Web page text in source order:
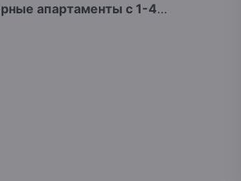
апартаменты с 1-4